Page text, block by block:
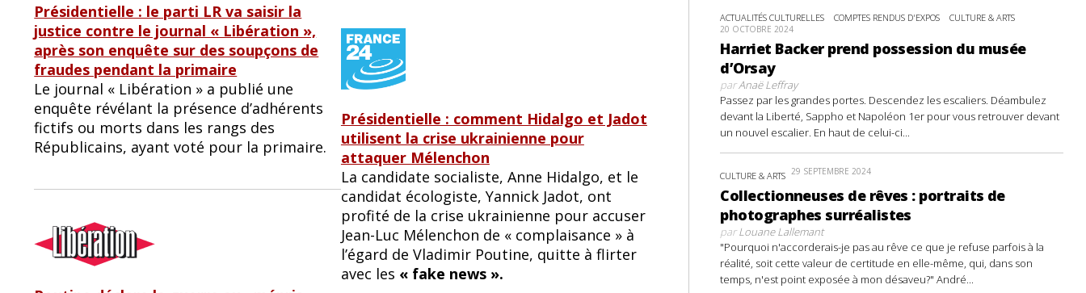
Présidentielle : le parti LR va saisir la
justice contre le journal « Libération »,
après son enquête sur des soupçons de
fraudes pendant la primaire
Le journal « Libération » a publié une
enquête révélant la présence d’adhérents
fictifs ou morts dans les rangs des
Républicains, ayant voté pour la primaire.
Présidentielle : comment Hidalgo et Jadot
utilisent la crise ukrainienne pour
attaquer Mélenchon
​​​​​​​La candidate socialiste, Anne Hidalgo, et le
candidat écologiste, Yannick Jadot, ont
profité de la crise ukrainienne pour accuser
Jean-Luc Mélenchon de « complaisance » à
l’égard de Vladimir Poutine, quitte à flirter
avec les « fake news ».
ACTUALITÉS CULTURELLES COMPTES RENDUS D'EXPOS CULTURE & ARTS
20 OCTOBRE 2024
Harriet Backer prend possession du musée
d’Orsay
parAnaë Leffray
Passez par les grandes portes. Descendez les escaliers. Déambulez
devant la Liberté, Sappho et Napoléon 1er pour vous retrouver devant
un nouvel escalier. En haut de celui-ci...
CULTURE & ARTS 29 SEPTEMBRE 2024
Collectionneuses de rêves : portraits de
photographes surréalistes
parLouane Lallemant
"Pourquoi n'accorderais-je pas au rêve ce que je refuse parfois à la
réalité, soit cette valeur de certitude en elle-même, qui, dans son
temps, n'est point exposée à mon désaveu?" André...